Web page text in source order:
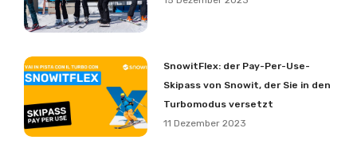
SnowitFlex: der Pay-Per-Use-
Skipass von Snowit, der Sie in den
Turbomodus versetzt
11 Dezember 2023